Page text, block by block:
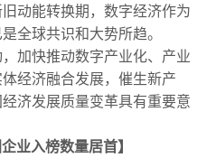
动能转换期，数字经济作为
全球共识和大势所趋。
加快推动数字产业化、产业
经济融合发展，催生新产
济发展质量变革具有重要意
业入榜数量居首】